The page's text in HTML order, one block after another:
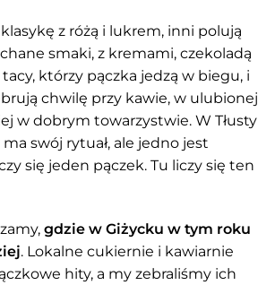
z różą i lukrem, inni polują
smaki, z kremami, czekoladą
tacy, którzy pączka jedzą w biegu, i
chwilę przy kawie, w ulubionej
w dobrym towarzystwie. W Tłusty
swój rytuał, ale jedno jest
się jeden pączek. Tu liczy się ten
gdzie w Giżycku w tym roku
. Lokalne cukiernie i kawiarnie
hity, a my zebraliśmy ich